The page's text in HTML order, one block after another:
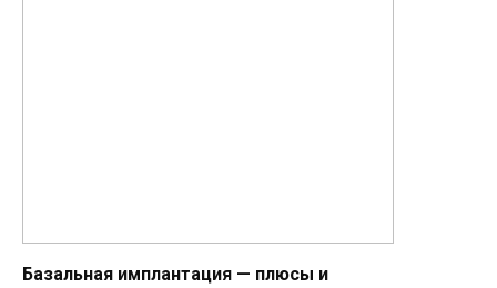
Базальная имплантация — плюсы и